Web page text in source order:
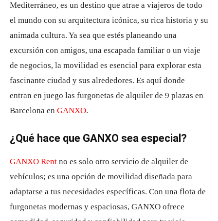
Mediterráneo, es un destino que atrae a viajeros de todo
el mundo con su arquitectura icónica, su rica historia y su
animada cultura. Ya sea que estés planeando una
excursión con amigos, una escapada familiar o un viaje
de negocios, la movilidad es esencial para explorar esta
fascinante ciudad y sus alrededores. Es aquí donde
entran en juego las furgonetas de alquiler de 9 plazas en
Barcelona en GANXO.
¿Qué hace que GANXO sea especial?
GANXO Rent no es solo otro servicio de alquiler de
vehículos; es una opción de movilidad diseñada para
adaptarse a tus necesidades específicas. Con una flota de
furgonetas modernas y espaciosas, GANXO ofrece